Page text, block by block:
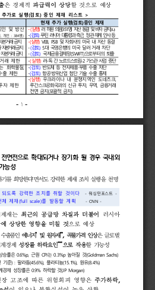
- -
은 경제적 파급력이 상당 할 것으로 예상
추가로 실행(검토) 중인 제재 리스트
>
현재 추가 실행(검토)중인 제재
인 및 방산
, 개인 : 384 명)
-(실행 )
러
하원 의원 (351 명
자산 동결 및
비자 금지 (
EU)
-( )
푸틴 러시아 대통령과 , 정‧
관‧
재계 인사 등
금지
금지
-(실행 ) 자회사의
동결
-(검토 ) 5대 국영은행의 미국 달러 거래
차단
-(검토 ) 국제금융결제망 (SWIFT) 으로부터의
퇴출
거래 제한 -(실행 ) 러-독 간
노르드스트림 -2 가스관 사업
중단
화학물질
,
출 제한
-(검토 ) 반도체 등 전자제품 ‧
부품 수출
차단
-(검토 ) 항공 ‧
방위산업 첨단 기술 수출 통제
자 제한
-(실행 ) 우크라이나 내 분쟁지역인 도네츠크 ,
루간스크공화국과의
신규 투자 , 무역
금융거래
전면
금지 (포괄적 금지 )
전면전으로  확대되거나  장기화  될  경우 
국내외
능성
희망한다 ’
면서도 강력한 제재 조치 실행을 천명
되도록 강력한 조치를 취할 것이다 워싱턴포스트
체 제재 (full scale)를 발동할 계획 CNN
는 최근의 공급망 차질과 더불어
러시아
상당한 영향을 미칠 것으로
예상
에너지 *및 원자재 ** ,
곡물가격 은 글로벌
하락요인 ***으로 작용 할 가능성
0.6%p, 근원 0.3%p 높아질 것
(Goldman
Sachs)
기준 ) : 팔라듐 (45.6%), 플라티늄 (15.1%),
원유
성장률은 0.9% 것 Morgan)
장 고조에 따른 위험회피 영향은 주가하락